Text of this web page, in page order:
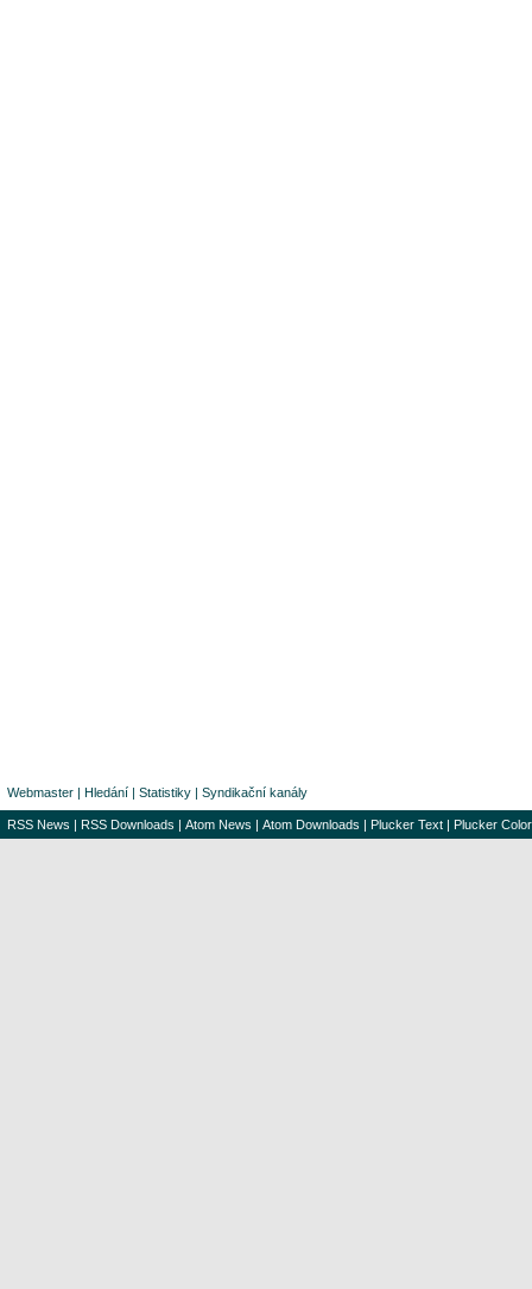
Webmaster | Hledání | Statistiky | Syndikační kanály
RSS News | RSS Downloads | Atom News | Atom Downloads | Plucker Text | Plucker Color